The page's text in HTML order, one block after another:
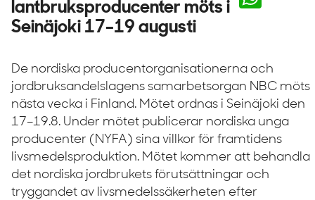
lantbruksproducenter möts i
Seinäjoki 17–19 augusti
De nordiska producentorganisationerna och
jordbruksandelslagens samarbetsorgan NBC möts
nästa vecka i Finland. Mötet ordnas i Seinäjoki den
17–19.8. Under mötet publicerar nordiska unga
producenter (NYFA) sina villkor för framtidens
livsmedelsproduktion. Mötet kommer att behandla
det nordiska jordbrukets förutsättningar och
tryggandet av livsmedelssäkerheten efter